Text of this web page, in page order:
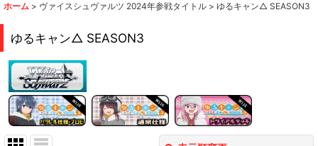
ホーム > ヴァイスシュヴァルツ 2024年参戦タイトル > ゆるキャン△ SEASON3
ゆるキャン△ SEASON3